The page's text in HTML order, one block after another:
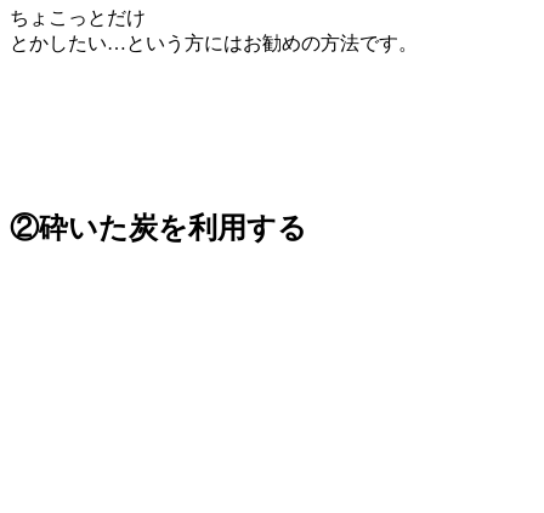
ちょこっとだけ
とかしたい…という方にはお勧めの方法です。
②砕いた炭を利用する